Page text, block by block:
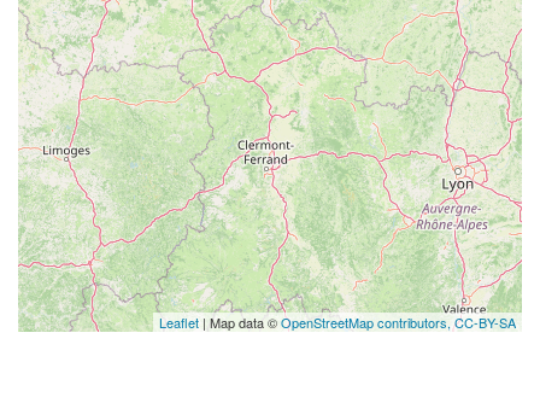
Leaflet | Map data ©OpenStreetMap contributors,CC-BY-SA